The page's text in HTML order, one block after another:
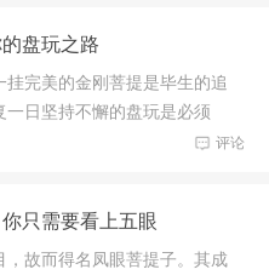
盘玩之路
完美的金刚菩提是毕生的追
日坚持不懈的盘玩是必须
评论
只需要看上五眼
，故而得名凤眼菩提子。其成